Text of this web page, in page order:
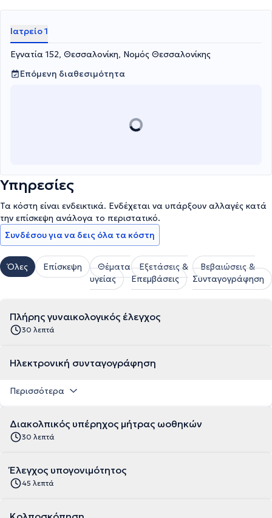
Ιατρείο 1
Εγνατία 152, Θεσσαλονίκη, Νομός Θεσσαλονίκης
Επόμενη διαθεσιμότητα
Υπηρεσίες
Τα κόστη είναι ενδεικτικά. Ενδέχεται να υπάρξουν αλλαγές κατά
την επίσκεψη ανάλογα το περιστατικό.
Συνδέσου για να δεις όλα τα κόστη
Όλες Επίσκεψη
Θέματα
υγείας
Εξετάσεις &
Επεμβάσεις
Βεβαιώσεις &
Συνταγογράφηση
Πλήρης γυναικολογικός έλεγχος
30 λεπτά
Ηλεκτρονική συνταγογράφηση
Περισσότερα
Διακολπικός υπέρηχος μήτρας ωοθηκών
30 λεπτά
Έλεγχος υπογονιμότητος
45 λεπτά